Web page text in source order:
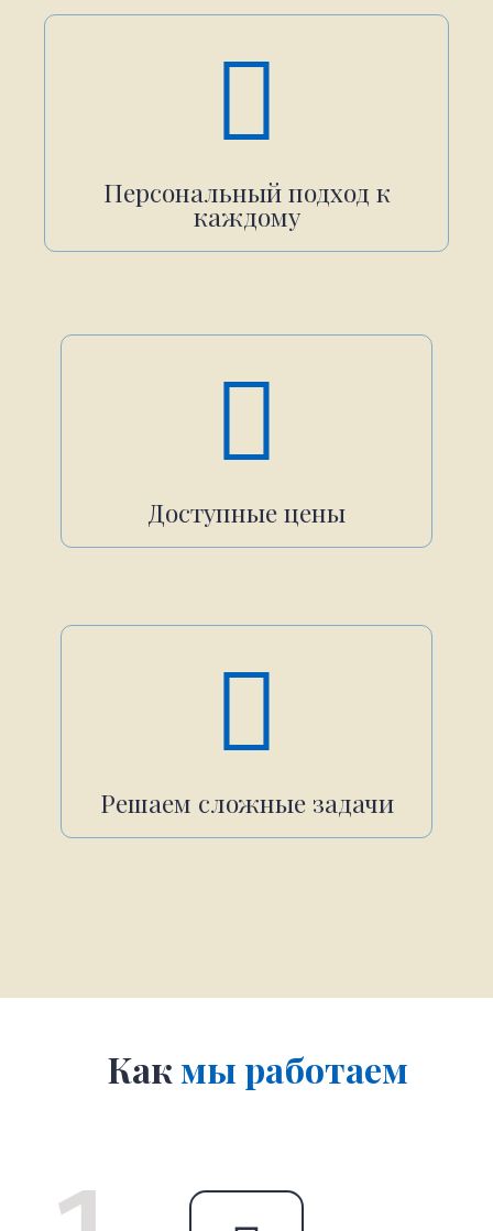
Персональный подход к
каждому
Доступные цены
Решаем сложные задачи
Какмы работаем